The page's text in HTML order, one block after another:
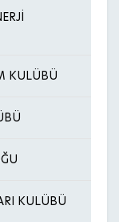
KULÜBÜ
KULÜBÜ